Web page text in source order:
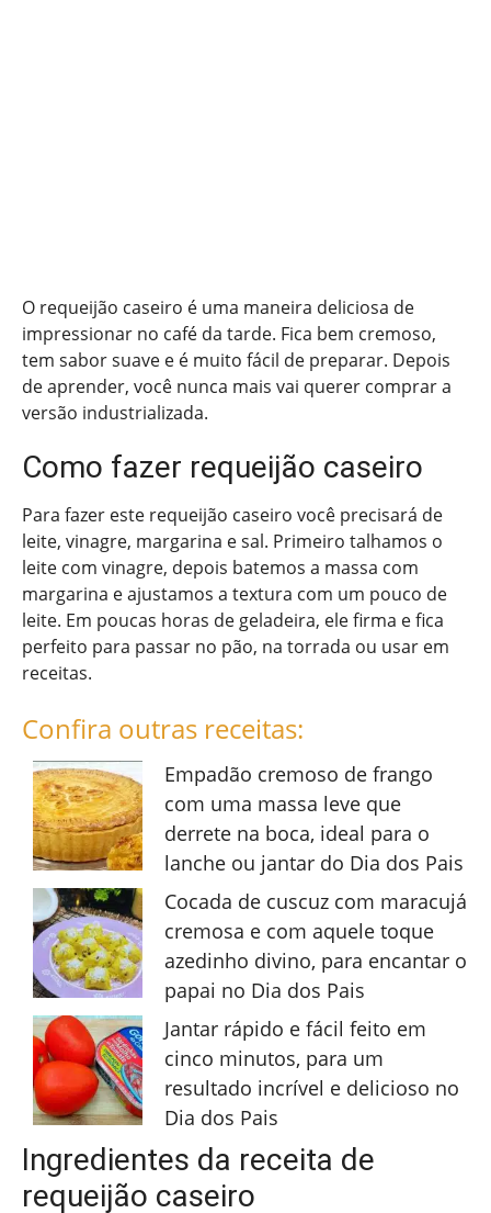
O requeijão caseiro é uma maneira deliciosa de
impressionar no café da tarde. Fica bem cremoso,
tem sabor suave e é muito fácil de preparar. Depois
de aprender, você nunca mais vai querer comprar a
versão industrializada.
Como fazer requeijão caseiro
Para fazer este requeijão caseiro você precisará de
leite, vinagre, margarina e sal. Primeiro talhamos o
leite com vinagre, depois batemos a massa com
margarina e ajustamos a textura com um pouco de
leite. Em poucas horas de geladeira, ele firma e fica
perfeito para passar no pão, na torrada ou usar em
receitas.
Confira outras receitas:
Empadão cremoso de frango
com uma massa leve que
derrete na boca, ideal para o
lanche ou jantar do Dia dos Pais
Cocada de cuscuz com maracujá
cremosa e com aquele toque
azedinho divino, para encantar o
papai no Dia dos Pais
Jantar rápido e fácil feito em
cinco minutos, para um
resultado incrível e delicioso no
Dia dos Pais
Ingredientes da receita de
requeijão caseiro